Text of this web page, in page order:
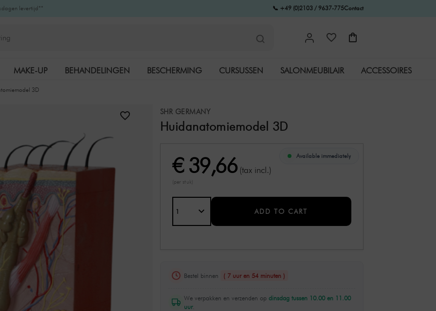
levertijd** 📞 +49 (0)2103 / 9637-775Contact
MAKE-UP BEHANDELINGEN BESCHERMING CURSUSSEN SALONMEUBILAIR ACCESSOIRES
3D
SHR GERMANY
Huidanatomiemodel 3D
€ 39,66 (tax incl.)
(per stuk)
Available immediately
ADD TO CART
Bestel binnen ( 7 uur en 54 minuten )
We verpakken en verzenden op dinsdag tussen 10.00 en 11.00
uur.